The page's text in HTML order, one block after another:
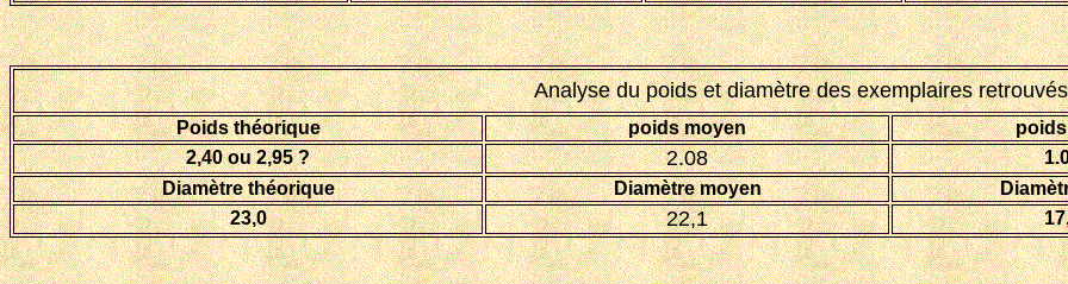
Analyse du poids et diamètre des exemplaires retrouvés
Poids théorique poids moyen
2,40 ou 2,95 ?
2.08
Diamètre théorique
Diamètre moyen
23,0
22,1